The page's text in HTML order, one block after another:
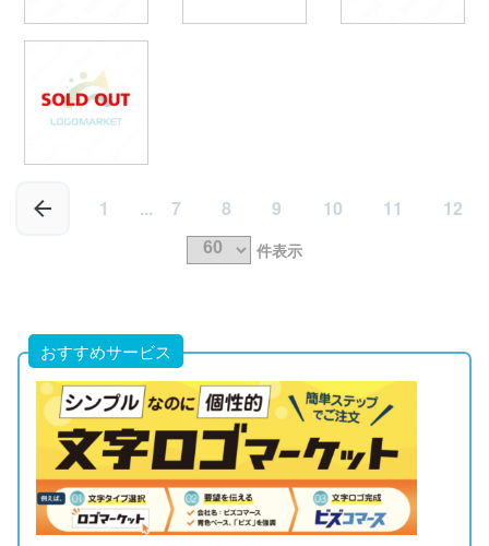
1 ... 7 8 9 10 11 12
件表示
おすすめサービス